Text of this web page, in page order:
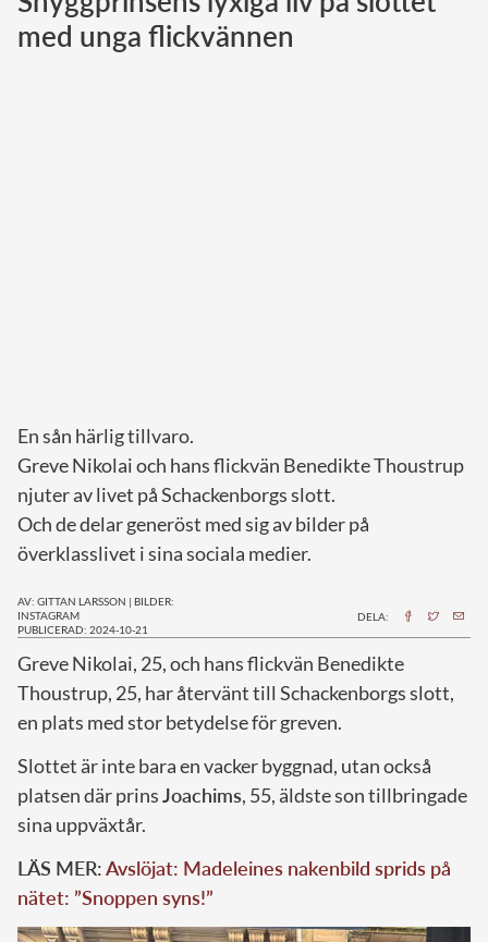
Norska kungahuset
med unga flickvännen
En sån härlig tillvaro.
Greve Nikolai och hans flickvän Benedikte Thoustrup
njuter av livet på Schackenborgs slott.
Och de delar generöst med sig av bilder på
överklasslivet i sina sociala medier.
AV: GITTAN LARSSON | BILDER:
INSTAGRAM
PUBLICERAD: 2024-10-21
DELA:
Greve Nikolai, 25, och hans flickvän Benedikte
Thoustrup, 25, har återvänt till Schackenborgs slott,
en plats med stor betydelse för greven.
Slottet är inte bara en vacker byggnad, utan också
platsen där prinsJoachims, 55, äldste son tillbringade
sina uppväxtår.
LÄS MER:Avslöjat: Madeleines nakenbild sprids på
nätet: ”Snoppen syns!”